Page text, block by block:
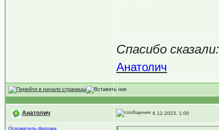
Спасибо сказали:
Анатолич
Анатолич 6.12.2023, 1:00
Основатель форума